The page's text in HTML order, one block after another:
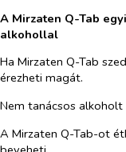
A Mirzaten Q-Tab
alkohollal
Ha Mirzaten Q-Tab
érezheti magát.
Nem tanácsos
A Mirzaten Q-Tab-ot